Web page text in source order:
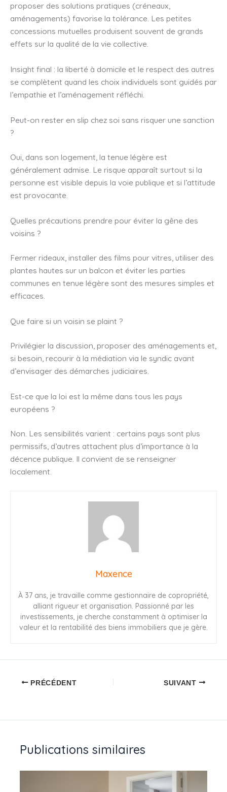
proposer des solutions pratiques (créneaux,
aménagements) favorise la tolérance. Les petites
concessions mutuelles produisent souvent de grands
effets sur la qualité de la vie collective.
Insight final : la liberté à domicile et le respect des autres
se complètent quand les choix individuels sont guidés par
l’empathie et l’aménagement réfléchi.
Peut-on rester en slip chez soi sans risquer une sanction
?
Oui, dans son logement, la tenue légère est
généralement admise. Le risque apparaît surtout si la
personne est visible depuis la voie publique et si l’attitude
est provocante.
Quelles précautions prendre pour éviter la gêne des
voisins ?
Fermer rideaux, installer des films pour vitres, utiliser des
plantes hautes sur un balcon et éviter les parties
communes en tenue légère sont des mesures simples et
efficaces.
Que faire si un voisin se plaint ?
Privilégier la discussion, proposer des aménagements et,
si besoin, recourir à la médiation via le syndic avant
d’envisager des démarches judiciaires.
Est-ce que la loi est la même dans tous les pays
européens ?
Non. Les sensibilités varient : certains pays sont plus
permissifs, d’autres attachent plus d’importance à la
décence publique. Il convient de se renseigner
localement.
Maxence
À 37 ans, je travaille comme gestionnaire de copropriété,
alliant rigueur et organisation. Passionné par les
investissements, je cherche constamment à optimiser la
valeur et la rentabilité des biens immobiliers que je gère.
PRÉCÉDENT SUIVANT
Publications similaires